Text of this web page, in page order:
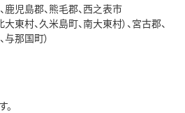
鹿児島郡、熊毛郡、西之表市
東村、久米島町、南大東村）、宮古郡、
与那国町）